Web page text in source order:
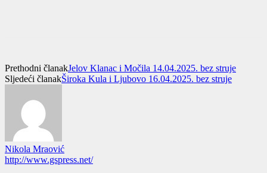
Prethodni članakJelov Klanac i Močila 14.04.2025. bez struje
Sljedeći članakŠiroka Kula i Ljubovo 16.04.2025. bez struje
Nikola Mraović
http://www.gspress.net/